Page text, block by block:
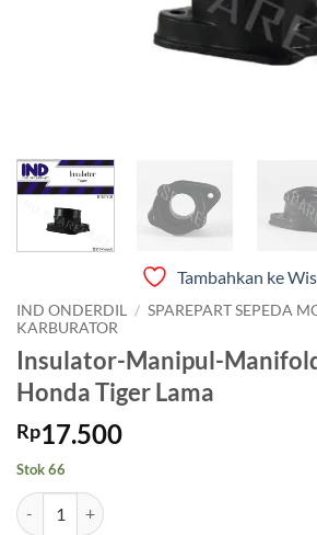
Tambahkan ke
IND ONDERDIL / SPAREPART SEPEDA
KARBURATOR
Insulator-Manipul-
Honda Tiger Lama
Rp17.500
Stok 66
Kuantitas Insulator-Manipul-Manifold-Intake